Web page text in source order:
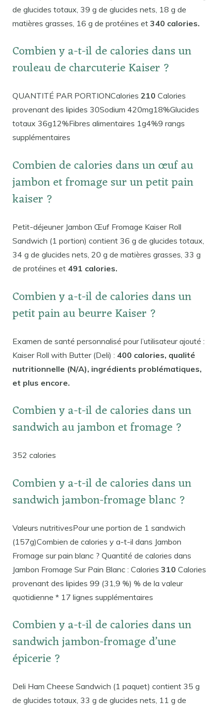
de glucides totaux, 39 g de glucides nets, 18 g de
matières grasses, 16 g de protéines et 340 calories.
Combien y a-t-il de calories dans un
rouleau de charcuterie Kaiser ?
QUANTITÉ PAR PORTIONCalories 210 Calories
provenant des lipides 30Sodium 420mg18%Glucides
totaux 36g12%Fibres alimentaires 1g4%9 rangs
supplémentaires
Combien de calories dans un œuf au
jambon et fromage sur un petit pain
kaiser ?
Petit-déjeuner Jambon Œuf Fromage Kaiser Roll
Sandwich (1 portion) contient 36 g de glucides totaux,
34 g de glucides nets, 20 g de matières grasses, 33 g
de protéines et 491 calories.
Combien y a-t-il de calories dans un
petit pain au beurre Kaiser ?
Examen de santé personnalisé pour l’utilisateur ajouté :
Kaiser Roll with Butter (Deli) : 400 calories, qualité
nutritionnelle (N/A), ingrédients problématiques,
et plus encore.
Combien y a-t-il de calories dans un
sandwich au jambon et fromage ?
352 calories
Combien y a-t-il de calories dans un
sandwich jambon-fromage blanc ?
Valeurs nutritivesPour une portion de 1 sandwich
(157g)Combien de calories y a-t-il dans Jambon
Fromage sur pain blanc ? Quantité de calories dans
Jambon Fromage Sur Pain Blanc : Calories 310 Calories
provenant des lipides 99 (31,9 %) % de la valeur
quotidienne * 17 lignes supplémentaires
Combien y a-t-il de calories dans un
sandwich jambon-fromage d’une
épicerie ?
Deli Ham Cheese Sandwich (1 paquet) contient 35 g
de glucides totaux, 33 g de glucides nets, 11 g de